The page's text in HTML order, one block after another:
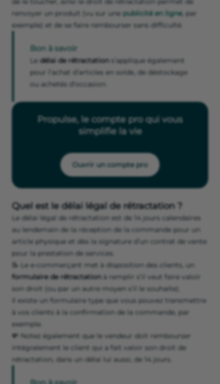
renvoyer un produit (vu sur une publicité en ligne, par
exemple) et de se faire rembourser sans difficulté.
Bon à savoir
Le délai de rétractation s’applique également
pour l’achat d’articles en solde, de déstockage
ou achetés d’occasion.
Propulse, le compte pro qui vous
simplifie la vie
Ouvrir un compte pro
Quel est le délai légal de rétractation ?
Le délai légal de rétractation est de 14 jours calendaires
au lendemain de la réception de la commande pour un
article physique et dès la signature d’un contrat de vente
pour la prestation de services.
📝 Le e-commerçant met à disposition des clients, un
formulaire de rétractation à remplir s’il veut faire valoir
son droit (ou par un autre moyen s’il le souhaite).
Il existe un formulaire type que vous pouvez transmettre
à vos clients à la confirmation de la commande, par
exemple.
💸 Notez également que le vendeur doit rembourser
intégralement le client qui a fait valoir son droit de
rétractation, dans un délai lui aussi, de 14 jours.